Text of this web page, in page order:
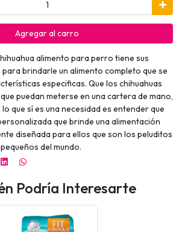
Agregar al carro
alimento para perro tiene sus
brindarle un alimento completo que se
especificas. Que los chihuahuas
puedan meterse en una cartera de mano,
que sí es una necesidad es entender que
que brinde una alimentación
diseñada para ellos que son los peluditos
del mundo.
Podría Interesarte